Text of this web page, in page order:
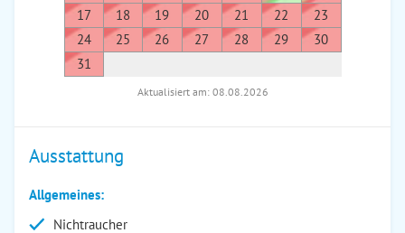
17
18 19 20 21 22
23
24
25 26 27 28 29
30
31
Aktualisiert am: 08.08.2026
Ausstattung
Allgemeines:
Nichtraucher